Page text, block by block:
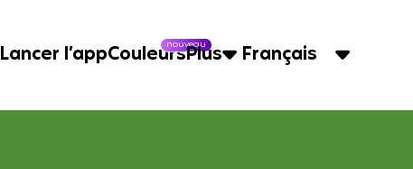
Lancer l’appCouleursnouveauPlus Français